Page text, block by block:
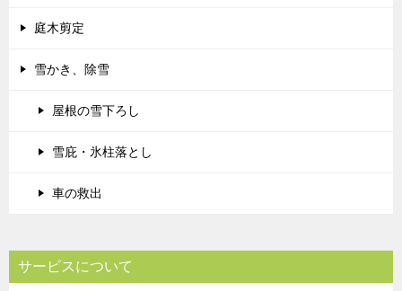
庭木剪定
雪かき、除雪
屋根の雪下ろし
雪庇・氷柱落とし
車の救出
サービスについて